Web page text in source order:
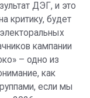
ДЭГ, и это
критику, будет
кампании
– одно из
как
если мы